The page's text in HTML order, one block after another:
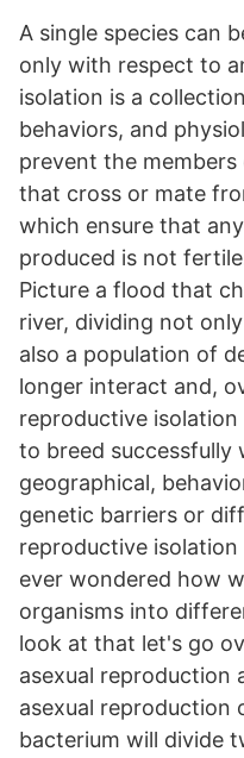
A single species can
only with respect to
isolation is a
behaviors, and
prevent the
that cross or mate
which ensure that
produced is not
Picture a flood that
river, dividing not
also a population of
longer interact and,
reproductive
to breed successfully
geographical,
genetic barriers or
reproductive isolation
ever wondered how
organisms into
look at that let's go
asexual reproduction
asexual reproduction
bacterium will divide